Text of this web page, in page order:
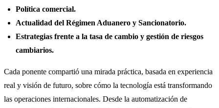
Política comercial.
Actualidad del Régimen Aduanero y Sancionatorio.
Estrategias frente a la tasa de cambio y gestión de riesgos
cambiarios.
Cada ponente compartió una mirada práctica, basada en experiencia
real y visión de futuro, sobre cómo la tecnología está transformando
las operaciones internacionales. Desde la automatización de